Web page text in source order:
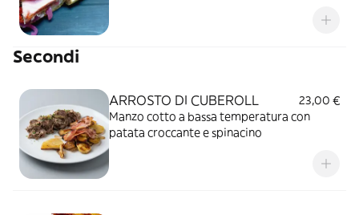
Secondi
ARROSTO DI CUBEROLL
23,00 €
Manzo cotto a bassa temperatura con
patata croccante e spinacino